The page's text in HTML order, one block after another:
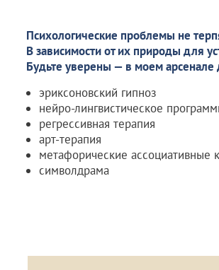
Психологические проблемы не
В зависимости от их природы для
Будьте уверены — в моем
эриксоновский гипноз
нейро-лингвистическое
регрессивная терапия
арт-терапия
метафорические ассоциативные
символдрама